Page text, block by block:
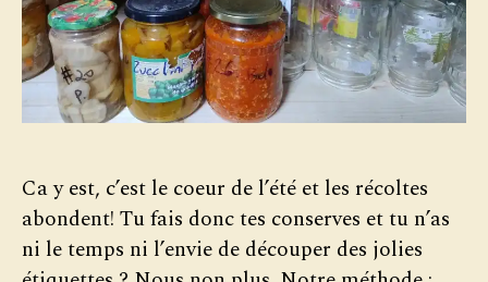
Ca y est, c’est le coeur de l’été et les récoltes
abondent! Tu fais donc tes conserves et tu n’as
ni le temps ni l’envie de découper des jolies